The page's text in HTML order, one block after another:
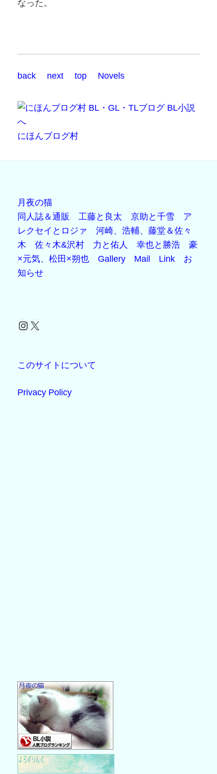
なった。
back next top Novels
にほんブログ村
月夜の猫
同人誌＆通販
工藤と良太 京助と千雪
ア
レクセイとロジァ
河崎、浩輔、藤堂＆佐々
木
佐々木&沢村 力と佑人 幸也と勝浩
豪
×元気、松田×朔也
Gallery Mail Link
お
知らせ
Instagram
X
このサイトについて
Privacy Policy